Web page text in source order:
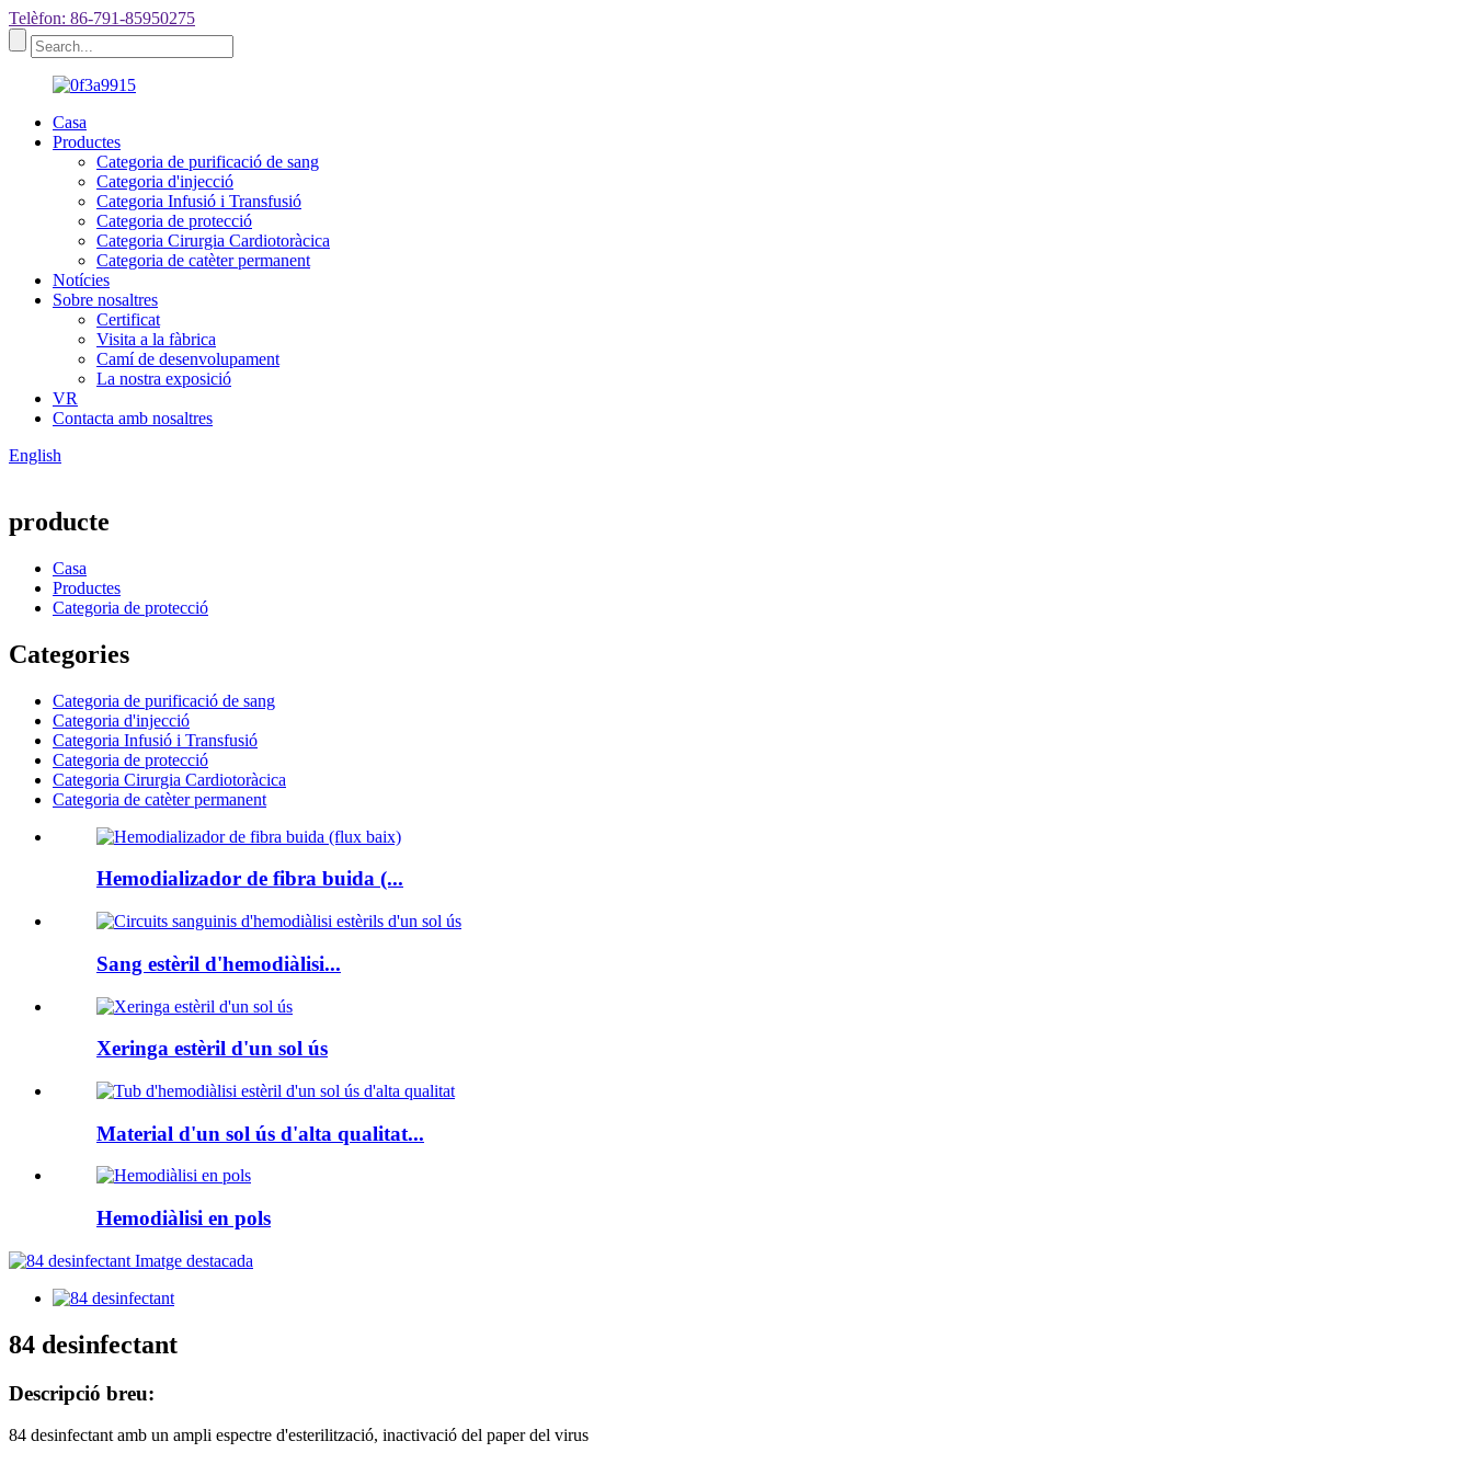
Telèfon: 86-791-85950275
Casa
Productes
Categoria de purificació de sang
Categoria d'injecció
Categoria Infusió i Transfusió
Categoria de protecció
Categoria Cirurgia Cardiotoràcica
Categoria de catèter permanent
Notícies
Sobre nosaltres
Certificat
Visita a la fàbrica
Camí de desenvolupament
La nostra exposició
VR
Contacta amb nosaltres
English
producte
Casa
Productes
Categoria de protecció
Categories
Categoria de purificació de sang
Categoria d'injecció
Categoria Infusió i Transfusió
Categoria de protecció
Categoria Cirurgia Cardiotoràcica
Categoria de catèter permanent
Hemodializador de fibra buida (...
Sang estèril d'hemodiàlisi...
Xeringa estèril d'un sol ús
Material d'un sol ús d'alta qualitat...
Hemodiàlisi en pols
84 desinfectant
Descripció breu:
84 desinfectant amb un ampli espectre d'esterilització, inactivació del paper del virus